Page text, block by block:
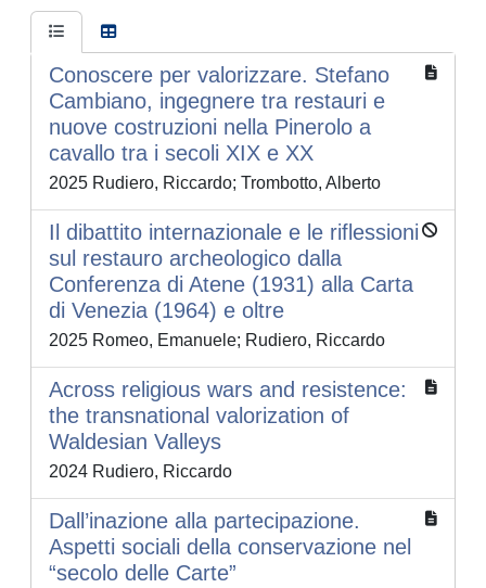
Conoscere per valorizzare. Stefano
Cambiano, ingegnere tra restauri e
nuove costruzioni nella Pinerolo a
cavallo tra i secoli XIX e XX
2025 Rudiero, Riccardo; Trombotto, Alberto
Il dibattito internazionale e le riflessioni
sul restauro archeologico dalla
Conferenza di Atene (1931) alla Carta
di Venezia (1964) e oltre
2025 Romeo, Emanuele; Rudiero, Riccardo
Across religious wars and resistence:
the transnational valorization of
Waldesian Valleys
2024 Rudiero, Riccardo
Dall’inazione alla partecipazione.
Aspetti sociali della conservazione nel
“secolo delle Carte”